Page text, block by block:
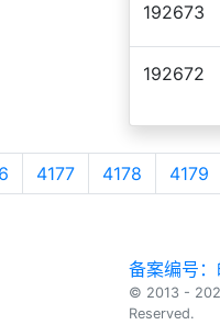
192673
192672
4177 4178 4179
备案编号
© 2013 -
Reserved.